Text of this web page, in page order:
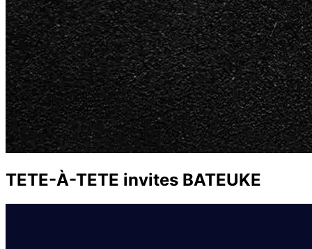
TETE-À-TETE invites BATEUKE